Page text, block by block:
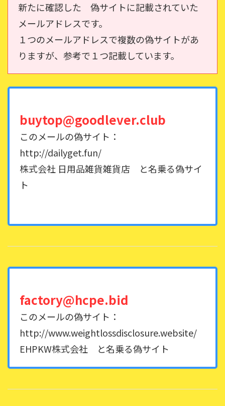
新たに確認した 偽サイトに記載されていた
メールアドレスです。
１つのメールアドレスで複数の偽サイトがあ
りますが、参考で１つ記載しています。
buytop@goodlever.club
このメールの偽サイト：
http://dailyget.fun/
株式会社 日用品雑貨雑貨店 と名乗る偽サイ
ト
factory@hcpe.bid
このメールの偽サイト：
http://www.weightlossdisclosure.website/
EHPKW株式会社 と名乗る偽サイト